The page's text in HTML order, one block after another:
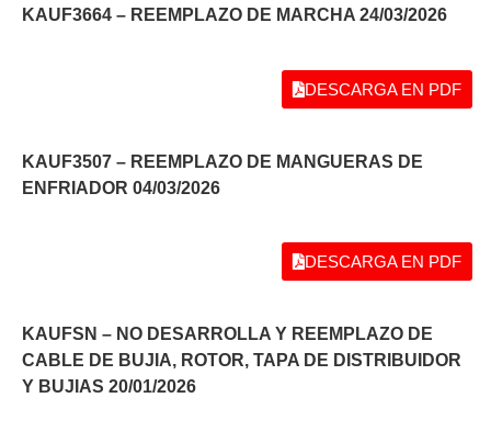
KAUF3664 – REEMPLAZO DE MARCHA 24/03/2026
DESCARGA EN PDF
KAUF3507 – REEMPLAZO DE MANGUERAS DE
ENFRIADOR 04/03/2026
DESCARGA EN PDF
KAUFSN – NO DESARROLLA Y REEMPLAZO DE
CABLE DE BUJIA, ROTOR, TAPA DE DISTRIBUIDOR
Y BUJIAS 20/01/2026